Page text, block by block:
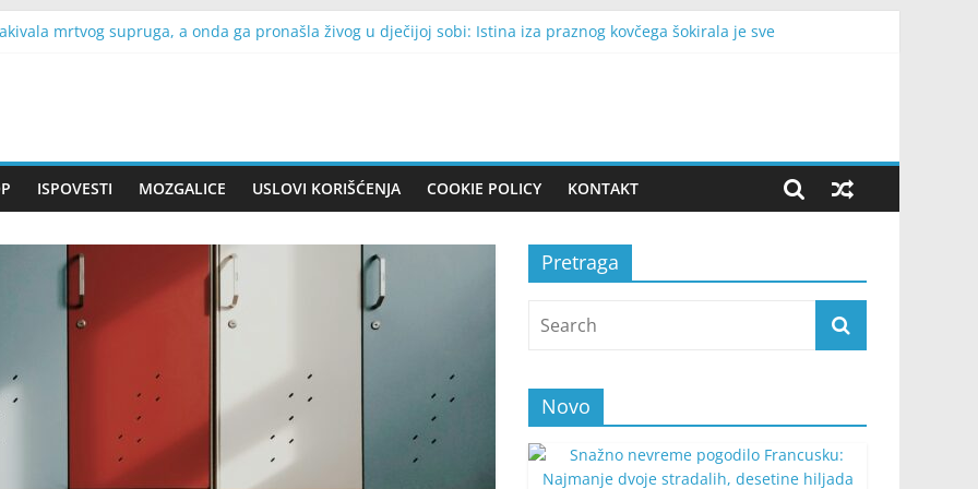
mrtvog supruga, a onda ga pronašla živog u dječijoj sobi: Istina iza praznog kovčega šokirala je sve
energije: Koji faktori mogu uticati na osećaj iscrpljenosti?
ISPOVESTI MOZGALICE USLOVI KORIŠĆENJA COOKIE POLICY KONTAKT
Pretraga
Novo